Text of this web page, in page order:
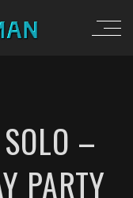
–
PARTY